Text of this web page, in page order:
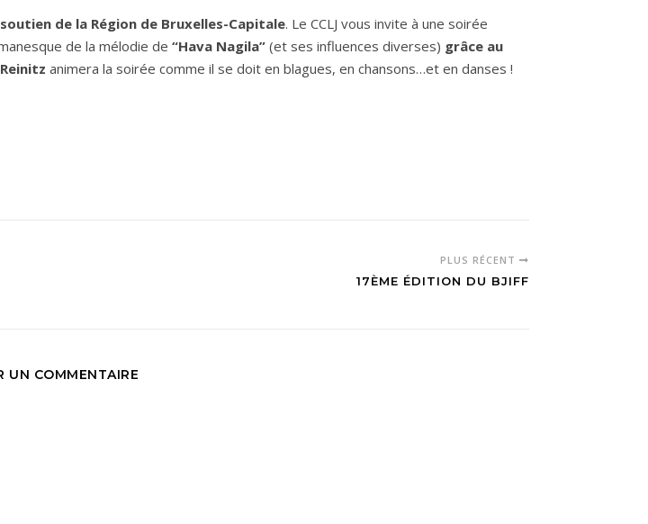
de la Région de Bruxelles-Capitale. Le CCLJ vous invite à une soirée
de la mélodie de “Hava Nagila” (et ses influences diverses) grâce au
animera la soirée comme il se doit en blagues, en chansons…et en danses !
PLUS RÉCENT
17ÈME ÉDITION DU BJIFF
UN COMMENTAIRE